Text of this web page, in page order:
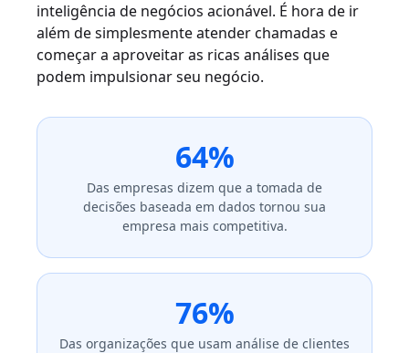
inteligência de negócios acionável. É hora de ir
além de simplesmente atender chamadas e
começar a aproveitar as ricas análises que
podem impulsionar seu negócio.
64%
Das empresas dizem que a tomada de
decisões baseada em dados tornou sua
empresa mais competitiva.
76%
Das organizações que usam análise de clientes